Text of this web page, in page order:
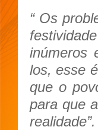
“ Os
inúmeros
los, esse
que o
para que
realidade”.